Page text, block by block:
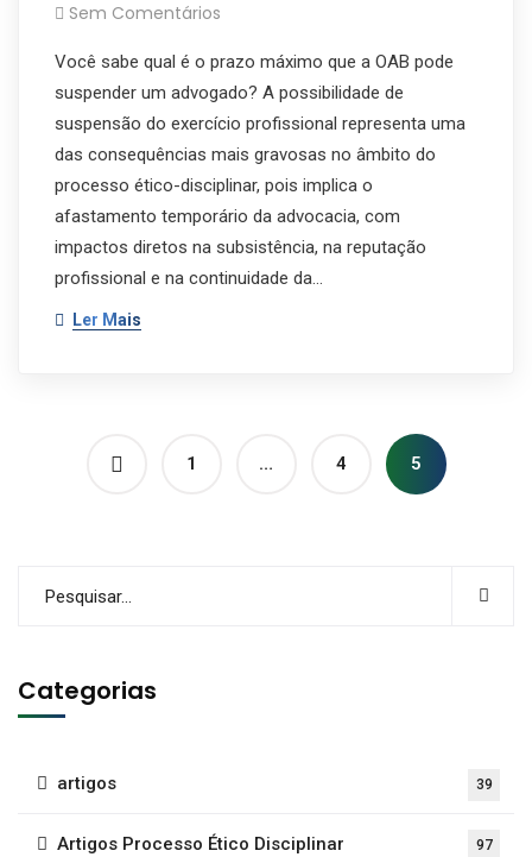
Sem Comentários
Você sabe qual é o prazo máximo que a OAB pode
suspender um advogado? A possibilidade de
suspensão do exercício profissional representa uma
das consequências mais gravosas no âmbito do
processo ético-disciplinar, pois implica o
afastamento temporário da advocacia, com
impactos diretos na subsistência, na reputação
profissional e na continuidade da…
Ler Mais
1 … 4 5
Categorias
artigos 39
Artigos Processo Ético Disciplinar 97